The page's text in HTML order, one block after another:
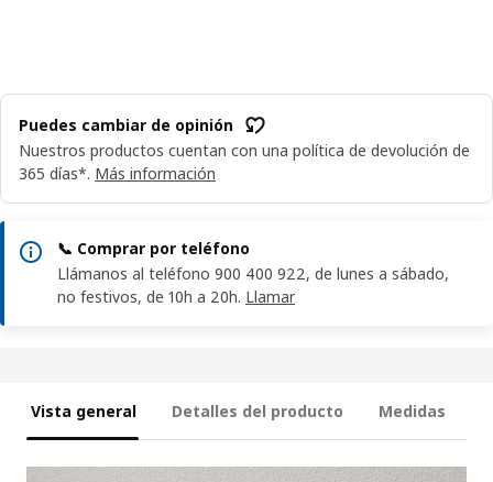
Puedes cambiar de opinión
Nuestros productos cuentan con una política de devolución de
365 días*. Más información
📞 Comprar por teléfono
Llámanos al teléfono 900 400 922, de lunes a sábado,
no festivos, de 10h a 20h. Llamar
Vista general Detalles del producto Medidas